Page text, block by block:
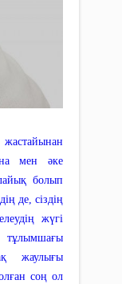
мен әке
болып
де, сіздің
жүгі
тұлымшағы
жаулығы
соң ол